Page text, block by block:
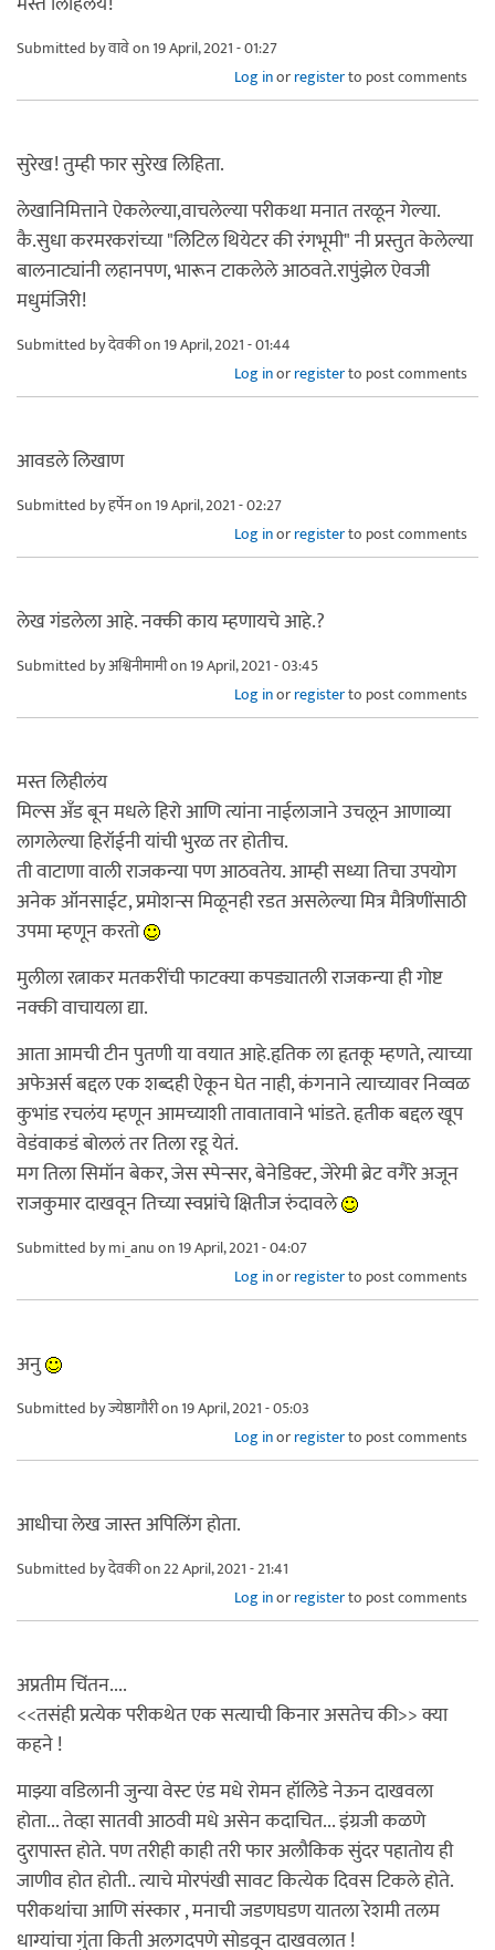
Submitted byवावेon 19 April, 2021 - 01:27
Log inorregisterto post comments
सुरेख! तुम्ही फार सुरेख लिहिता.
लेखानिमित्ताने ऐकलेल्या,वाचलेल्या परीकथा मनात तरळून गेल्या.
कै.सुधा करमरकरांच्या "लिटिल थियेटर की रंगभूमी" नी प्रस्तुत केलेल्या
बालनाट्यांनी लहानपण, भारून टाकलेले आठवते.रापुंझेल ऐवजी
मधुमंजिरी!
Submitted byदेवकीon 19 April, 2021 - 01:44
Log inorregisterto post comments
आवडले लिखाण
Submitted byहर्पेनon 19 April, 2021 - 02:27
Log inorregisterto post comments
लेख गंडलेला आहे. नक्की काय म्हणायचे आहे.?
Submitted byअश्विनीमामीon 19 April, 2021 - 03:45
Log inorregisterto post comments
मस्त लिहीलंय
मिल्स अँड बून मधले हिरो आणि त्यांना नाईलाजाने उचलून आणाव्या
लागलेल्या हिरॉईनी यांची भुरळ तर होतीच.
ती वाटाणा वाली राजकन्या पण आठवतेय. आम्ही सध्या तिचा उपयोग
अनेक ऑनसाईट, प्रमोशन्स मिळूनही रडत असलेल्या मित्र मैत्रिणींसाठी
उपमा म्हणून करतो
मुलीला रत्नाकर मतकरींची फाटक्या कपड्यातली राजकन्या ही गोष्ट
नक्की वाचायला द्या.
आता आमची टीन पुतणी या वयात आहे.हृतिक ला हृतकू म्हणते, त्याच्या
अफेअर्स बद्दल एक शब्दही ऐकून घेत नाही, कंगनाने त्याच्यावर निव्वळ
कुभांड रचलंय म्हणून आमच्याशी तावातावाने भांडते. हृतीक बद्दल खूप
वेडंवाकडं बोललं तर तिला रडू येतं.
मग तिला सिमॉन बेकर, जेस स्पेन्सर, बेनेडिक्ट, जेरेमी ब्रेट वगैरे अजून
राजकुमार दाखवून तिच्या स्वप्नांचे क्षितीज रुंदावले
Submitted bymi_anuon 19 April, 2021 - 04:07
Log inorregisterto post comments
अनु
Submitted byज्येष्ठागौरीon 19 April, 2021 - 05:03
Log inorregisterto post comments
आधीचा लेख जास्त अपिलिंग होता.
Submitted byदेवकीon 22 April, 2021 - 21:41
Log inorregisterto post comments
अप्रतीम चिंतन....
<<तसंही प्रत्येक परीकथेत एक सत्याची किनार असतेच की>> क्या
कहने !
माझ्या वडिलानी जुन्या वेस्ट एंड मधे रोमन हॉलिडे नेऊन दाखवला
होता... तेव्हा सातवी आठवी मधे असेन कदाचित... इंग्रजी कळणे
दुरापास्त होते. पण तरीही काही तरी फार अलौकिक सुंदर पहातोय ही
जाणीव होत होती.. त्याचे मोरपंखी सावट कित्येक दिवस टिकले होते.
परीकथांंचा आणि संस्कार , मनाची जडणघडण यातला रेशमी तलम
धाग्यांचा गुंता किती अलगदपणे सोडवून दाखवलात !